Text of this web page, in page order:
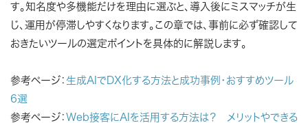
す。知名度や多機能だけを理由に選ぶと、導入後にミスマッチが生
じ、運用が停滞しやすくなります。この章では、事前に必ず確認して
おきたいツールの選定ポイントを具体的に解説します。
参考ページ： 生成AIでDX化する方法と成功事例・おすすめツール
6選
参考ページ： Web接客にAIを活用する方法は？ メリットやできる